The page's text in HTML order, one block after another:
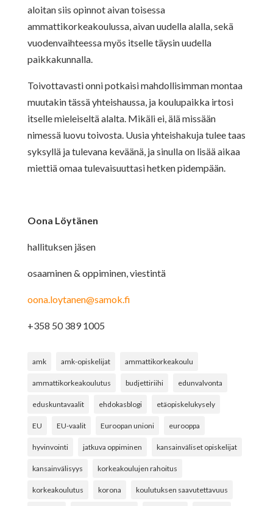
aloitan siis opinnot aivan toisessa
ammattikorkeakoulussa, aivan uudella alalla, sekä
vuodenvaihteessa myös itselle täysin uudella
paikkakunnalla.
Toivottavasti onni potkaisi mahdollisimman montaa
muutakin tässä yhteishaussa, ja koulupaikka irtosi
itselle mieleiseltä alalta. Mikäli ei, älä missään
nimessä luovu toivosta. Uusia yhteishakuja tulee taas
syksyllä ja tulevana keväänä, ja sinulla on lisää aikaa
miettiä omaa tulevaisuuttasi hetken pidempään.
Oona Löytänen
hallituksen jäsen
osaaminen & oppiminen, viestintä
oona.loytanen@samok.fi
+358 50 389 1005
amk amk-opiskelijat ammattikorkeakoulu
ammattikorkeakoulutus budjettiriihi edunvalvonta
eduskuntavaalit ehdokasblogi etäopiskelukysely
EU EU-vaalit Euroopan unioni eurooppa
hyvinvointi jatkuva oppiminen kansainväliset opiskelijat
kansainvälisyys korkeakoulujen rahoitus
korkeakoulutus korona koulutuksen saavutettavuus